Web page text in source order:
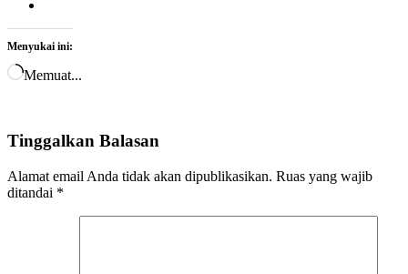
Menyukai ini:
Memuat...
Tinggalkan Balasan
Alamat email Anda tidak akan dipublikasikan. Ruas yang wajib
ditandai *